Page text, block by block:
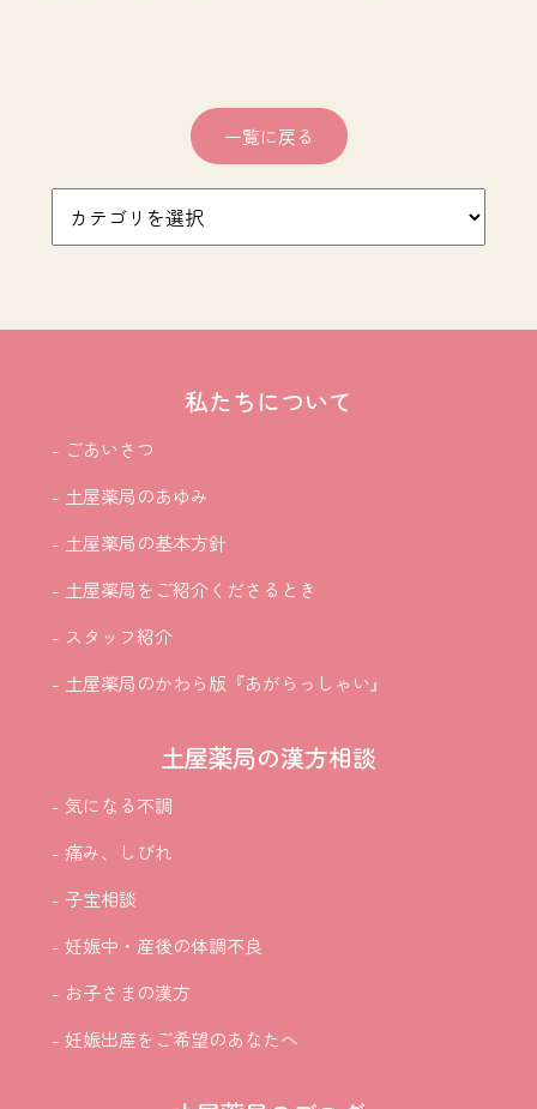
一覧に戻る
私たちについて
- ごあいさつ
- 土屋薬局のあゆみ
- 土屋薬局の基本方針
- 土屋薬局をご紹介くださるとき
- スタッフ紹介
- 土屋薬局のかわら版『あがらっしゃい』
土屋薬局の漢方相談
- 気になる不調
- 痛み、しびれ
- 子宝相談
- 妊娠中・産後の体調不良
- お子さまの漢方
- 妊娠出産をご希望のあなたへ